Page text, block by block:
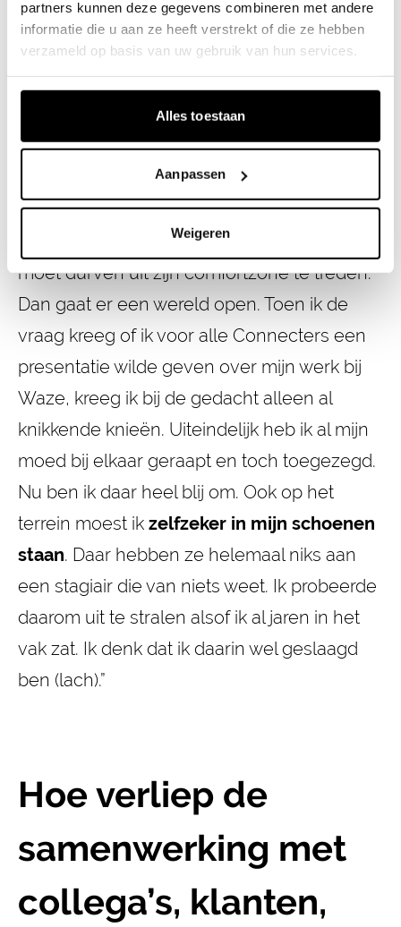
partners kunnen deze gegevens combineren met andere
informatie die u aan ze heeft verstrekt of die ze hebben
verzameld op basis van uw gebruik van hun services.
Alles toestaan
Aanpassen
Weigeren
heb je met je stage
overwonnen?
“Ik heb bij mijn stage voor Connect vooral
leren geloven in mezelf. Een mens kan
eigenlijk veel meer dan hij denkt, maar hij
moet durven uit zijn comfortzone te treden.
Dan gaat er een wereld open. Toen ik de
vraag kreeg of ik voor alle Connecters een
presentatie wilde geven over mijn werk bij
Waze, kreeg ik bij de gedacht alleen al
knikkende knieën. Uiteindelijk heb ik al mijn
moed bij elkaar geraapt en toch toegezegd.
Nu ben ik daar heel blij om. Ook op het
terrein moest ik zelfzeker in mijn schoenen
staan. Daar hebben ze helemaal niks aan
een stagiair die van niets weet. Ik probeerde
daarom uit te stralen alsof ik al jaren in het
vak zat. Ik denk dat ik daarin wel geslaagd
ben (lach).”
Hoe verliep de
samenwerking met
collega’s, klanten,